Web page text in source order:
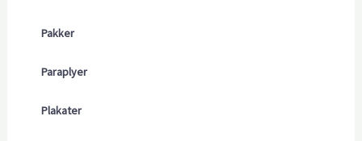
Pakker
Paraplyer
Plakater